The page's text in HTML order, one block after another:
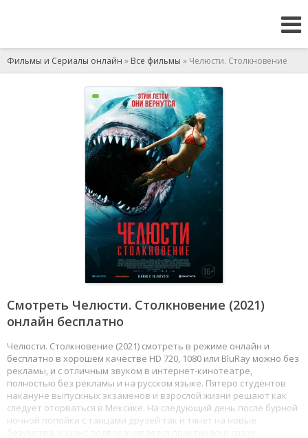
Фильмы и Сериалы онлайн » Все фильмы » Челюсти. Столкновение
Смотреть Челюсти. Столкновение (2021)
онлайн бесплатно
Челюсти. Столкновение (2021) смотреть в режиме онлайн и
бесплатно в хорошем качестве HD 720, 1080 или BluRay можно без
рекламы, и с отличным звуком в интернет-кинотеатре,
полностью без рекламы и на русском языке. Пятеро студентов
накануне выпускных экзаменов и взрослой жизни решают как
следует оторваться в Мексике. На следующий день после бурной
ночной попойки с танцами друзей так и тянет на новые